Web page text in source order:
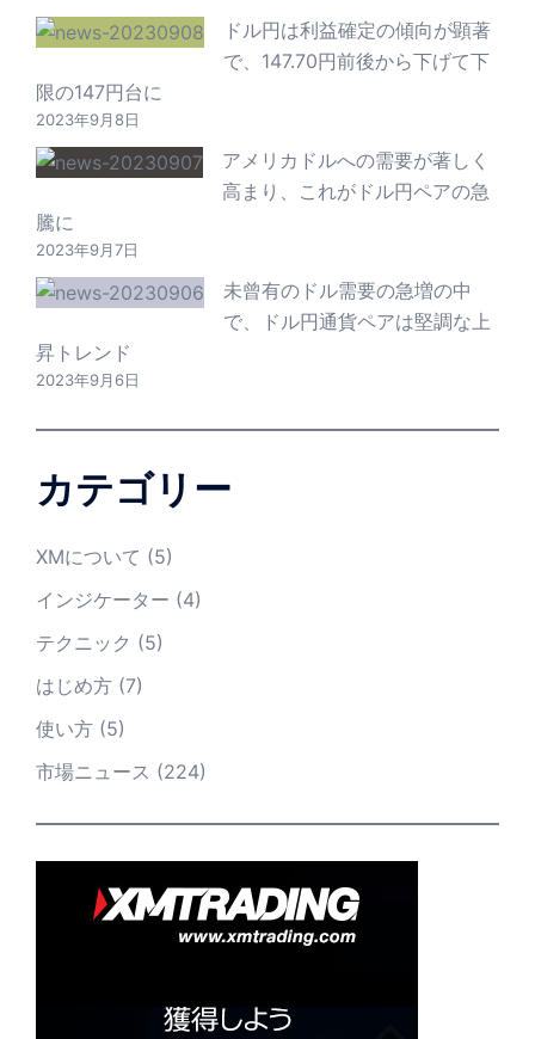
ドル円は利益確定の傾向が顕著
で、147.70円前後から下げて下
限の147円台に
2023年9月8日
アメリカドルへの需要が著しく
高まり、これがドル円ペアの急
騰に
2023年9月7日
未曾有のドル需要の急増の中
で、ドル円通貨ペアは堅調な上
昇トレンド
2023年9月6日
カテゴリー
XMについて (5)
インジケーター (4)
テクニック (5)
はじめ方 (7)
使い方 (5)
市場ニュース (224)